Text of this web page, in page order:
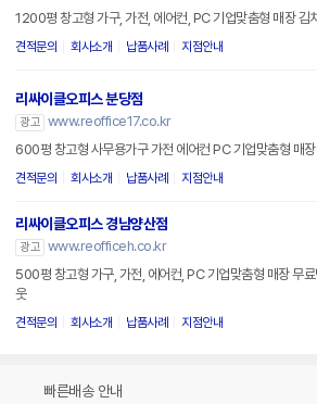
1200평 창고형 가구, 가전, 에어컨, PC 기업맞춤형 매장 김
견적문의 회사소개 납품사례 지점안내
리싸이클오피스 분당점
광고 www.reoffice17.co.kr
600평 창고형 사무용가구 가전 에어컨 PC 기업맞춤형 매
견적문의 회사소개 납품사례 지점안내
리싸이클오피스 경남양산점
광고 www.reofficeh.co.kr
500평 창고형 가구, 가전, 에어컨, PC 기업맞춤형 매장 무
웃
견적문의 회사소개 납품사례 지점안내
빠른배송 안내